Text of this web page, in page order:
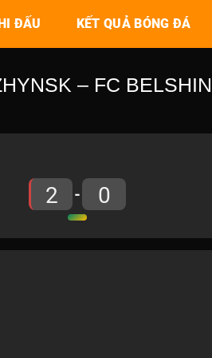
ĐẤU KẾT QUẢ BÓNG ĐÁ
– FC
2 - 0